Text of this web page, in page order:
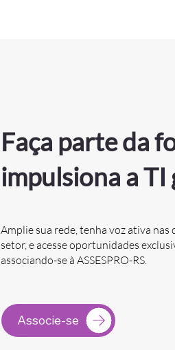
Faça parte da
impulsiona a TI
Amplie sua rede, tenha voz ativa nas
setor, e acesse oportunidades
associando-se à ASSESPRO-RS.
Associe-se